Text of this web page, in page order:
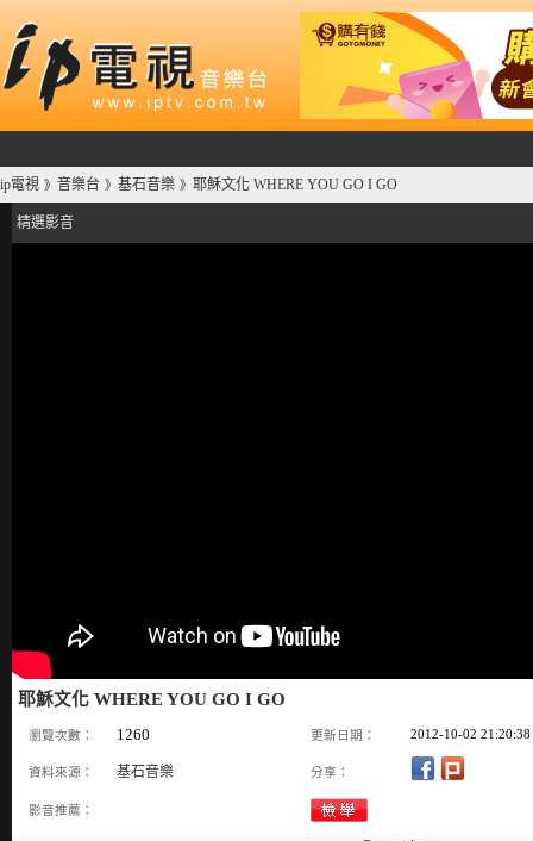
ip電視 》 音樂台 》 基石音樂 》 耶穌文化 WHERE YOU GO I GO
精選影音
耶穌文化 WHERE YOU GO I GO
瀏覽次數： 1260 更新日期： 2012-10-02 21:20:38
資料來源： 基石音樂 分享：
影音推薦：